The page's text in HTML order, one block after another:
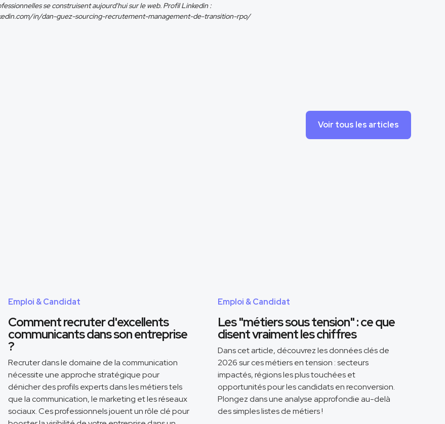
se construisent aujourd'hui sur le web. Profil Linkedin :
in/dan-guez-sourcing-recrutement-management-de-transition-rpo/
Voir tous les articles
Emploi & Candidat
Comment recruter d'excellents
communicants dans son entreprise
?
Recruter dans le domaine de la communication
nécessite une approche stratégique pour
dénicher des profils experts dans les métiers tels
que la communication, le marketing et les réseaux
sociaux. Ces professionnels jouent un rôle clé pour
Emploi & Candidat
Les "métiers sous tension" : ce que
disent vraiment les chiffres
Dans cet article, découvrez les données clés de
2026 sur ces métiers en tension : secteurs
impactés, régions les plus touchées et
opportunités pour les candidats en reconversion.
Plongez dans une analyse approfondie au-delà
des simples listes de métiers !